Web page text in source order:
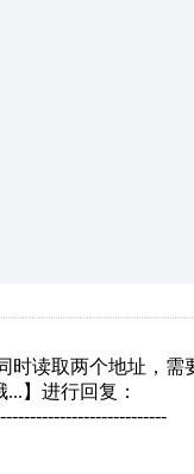
读取两个地址，需
】进行回复：